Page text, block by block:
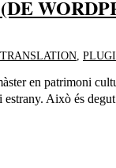
en patrimoni
estrany. Això és